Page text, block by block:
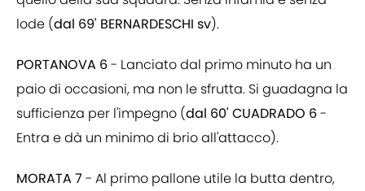
lode (dal 69' BERNARDESCHI sv).
PORTANOVA 6- Lanciato dal primo minuto ha un
paio di occasioni, ma non le sfrutta. Si guadagna la
sufficienza per l'impegno (dal 60' CUADRADO 6-
Entra e dà un minimo di brio all'attacco).
MORATA 7 - Al primo pallone utile la butta dentro,